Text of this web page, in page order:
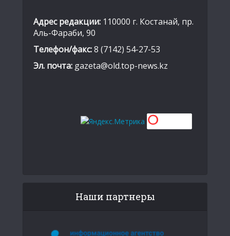
Адрес редакции: 110000 г. Костанай, пр.
Аль-Фараби, 90
Телефон/факс:8 (7142) 54-27-53
Эл. почта: gazeta@old.top-news.kz
Наши партнеры